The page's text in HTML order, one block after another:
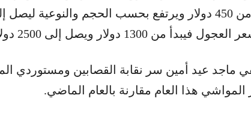
فيبدأ من 1300 دولار ويصل إلى 2500 دولار.
ماجد عيد أمين سر نقابة القصابين ومستوردي
المواشي هذا العام مقارنة بالعام الماضي.